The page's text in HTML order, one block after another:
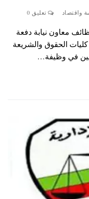
واقتصاد تعليق 0
معاون نيابة دفعة
كليات الحقوق والشريعة
في وظيفة…